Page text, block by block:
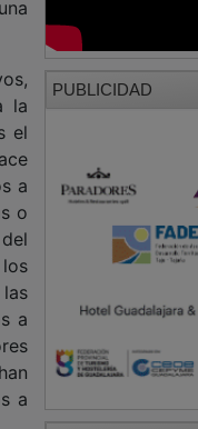
la
el
a
o
a
a
PUBLICIDAD